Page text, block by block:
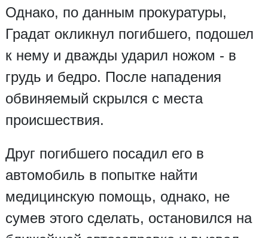
Однако, по данным прокуратуры,
Градат окликнул погибшего, подошел
к нему и дважды ударил ножом - в
грудь и бедро. После нападения
обвиняемый скрылся с места
происшествия.
Друг погибшего посадил его в
автомобиль в попытке найти
медицинскую помощь, однако, не
сумев этого сделать, остановился на